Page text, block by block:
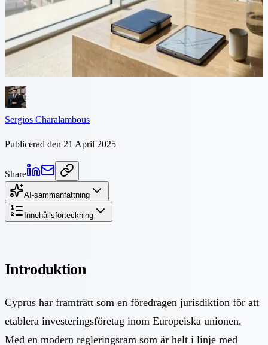
Introduktion Cypern har framträtt som en föredragen jurisdiktion för
att etablera investeringsföretag inom Europeiska unionen. Med en
modern regleringsram helt i linje med MiFID II, en
konkurrenskraftig...
Sergios Charalambous
Publicerad den 21 April 2025
Share
AI-sammanfattning
Innehållsförteckning
Introduktion
Cyprus har framträtt som en föredragen jurisdiktion för att
etablera investeringsföretag inom Europeiska unionen.
Med en modern regleringsram som är helt i linje med